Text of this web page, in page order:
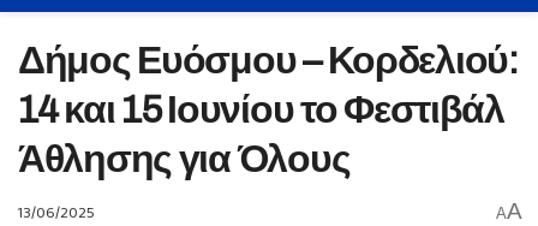
Δήμος Ευόσμου – Κορδελιού:
14 και 15 Ιουνίου το Φεστιβάλ
Άθλησης για Όλους
13/06/2025 AA